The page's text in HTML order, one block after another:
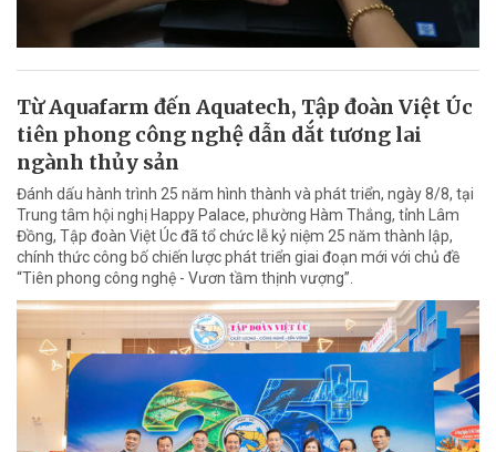
Từ Aquafarm đến Aquatech, Tập đoàn Việt Úc
tiên phong công nghệ dẫn dắt tương lai
ngành thủy sản
Đánh dấu hành trình 25 năm hình thành và phát triển, ngày 8/8, tại
Trung tâm hội nghị Happy Palace, phường Hàm Thắng, tỉnh Lâm
Đồng, Tập đoàn Việt Úc đã tổ chức lễ kỷ niệm 25 năm thành lập,
chính thức công bố chiến lược phát triển giai đoạn mới với chủ đề
“Tiên phong công nghệ - Vươn tầm thịnh vượng”.